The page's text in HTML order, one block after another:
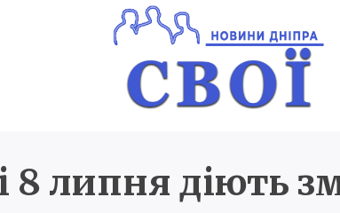
Новини
8 липня діють